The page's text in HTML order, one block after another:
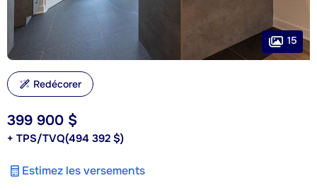
399 900 $
+ TPS/TVQ(494 392 $)
Estimez les versements
15
Redécorer